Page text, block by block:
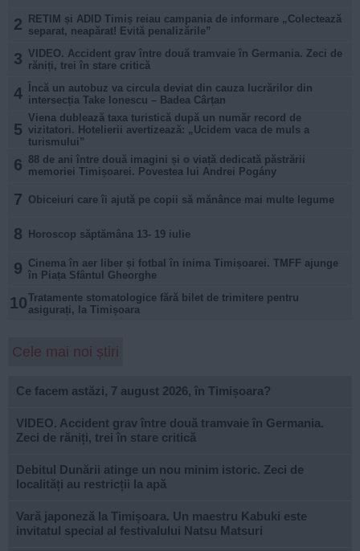
2
RETIM și ADID Timiș reiau campania de informare „Colectează
separat, neapărat! Evită penalizările”
3 VIDEO. Accident grav între două tramvaie în Germania. Zeci de
răniți, trei în stare critică
4
Încă un autobuz va circula deviat din cauza lucrărilor din
intersecția Take Ionescu – Badea Cârțan
5
Viena dublează taxa turistică după un număr record de
vizitatori. Hotelierii avertizează: „Ucidem vaca de muls a
turismului”
6 88 de ani între două imagini și o viață dedicată păstrării
memoriei Timișoarei. Povestea lui Andrei Pogány
7 Obiceiuri care îi ajută pe copii să mănânce mai multe legume
8 Horoscop săptămâna 13- 19 iulie
9 Cinema în aer liber și fotbal în inima Timișoarei. TMFF ajunge
în Piața Sfântul Gheorghe
10Tratamente stomatologice fără bilet de trimitere pentru
asigurați, la Timișoara
Cele mai noi știri
Ce facem astăzi, 7 august 2026, în Timișoara?
VIDEO. Accident grav între două tramvaie în Germania.
Zeci de răniți, trei în stare critică
Debitul Dunării atinge un nou minim istoric. Zeci de
localități au restricții la apă
Vară japoneză la Timișoara. Un maestru Kabuki este
invitatul special al festivalului Natsu Matsuri